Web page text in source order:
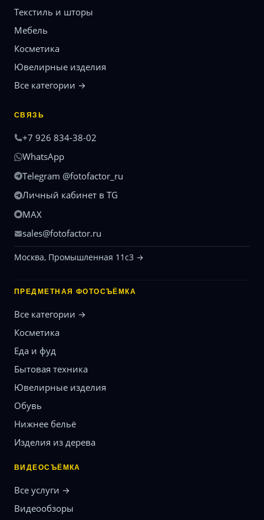
Текстиль и шторы
Мебель
Косметика
Ювелирные изделия
Все категории →
СВЯЗЬ
+7 926 834-38-02
WhatsApp
Telegram @fotofactor_ru
Личный кабинет в TG
MAX
sales@fotofactor.ru
Москва, Промышленная 11с3 →
ПРЕДМЕТНАЯ ФОТОСЪЁМКА
Все категории →
Косметика
Еда и фуд
Бытовая техника
Ювелирные изделия
Обувь
Нижнее бельё
Изделия из дерева
ВИДЕОСЪЁМКА
Все услуги →
Видеообзоры